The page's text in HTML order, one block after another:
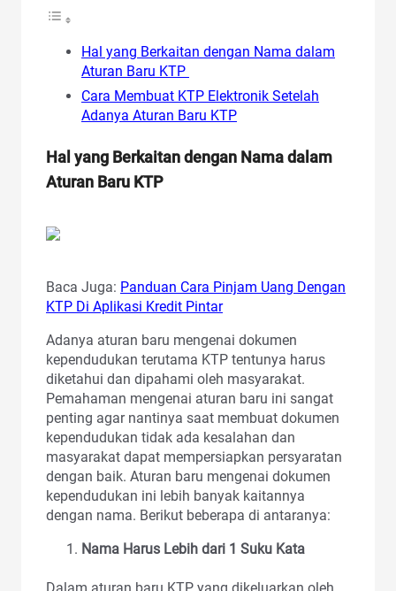
Hal yang Berkaitan dengan Nama dalam
Aturan Baru KTP
Cara Membuat KTP Elektronik Setelah
Adanya Aturan Baru KTP
Hal yang Berkaitan dengan Nama dalam
Aturan Baru KTP
Baca Juga: Panduan Cara Pinjam Uang Dengan
KTP Di Aplikasi Kredit Pintar
Adanya aturan baru mengenai dokumen
kependudukan terutama KTP tentunya harus
diketahui dan dipahami oleh masyarakat.
Pemahaman mengenai aturan baru ini sangat
penting agar nantinya saat membuat dokumen
kependudukan tidak ada kesalahan dan
masyarakat dapat mempersiapkan persyaratan
dengan baik. Aturan baru mengenai dokumen
kependudukan ini lebih banyak kaitannya
dengan nama. Berikut beberapa di antaranya:
Nama Harus Lebih dari 1 Suku Kata